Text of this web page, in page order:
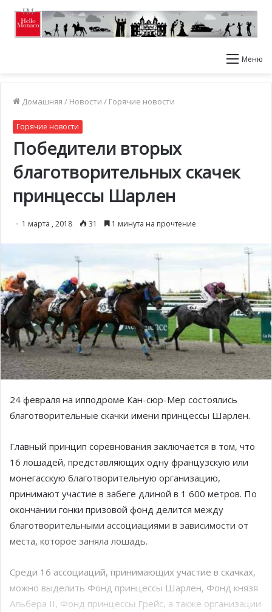
Меню
Домашняя / Новости / Горячие новости
Горячие новости
Победители вторых
благотворительных скачек
принцессы Шарлен
1 марта , 2018 31 1 минута на прочтение
24 февраля на ипподроме Кан-сюр-Мер состоялись
благотворительные скачки имени принцессы Шарлен.
Главный принцип соревнования заключается в том, что
16 лошадей, представляющих одну французскую или
монегасскую благотворительную организацию,
принимают участие в забеге длиной в 1 600 метров. По
окончании гонки призовой фонд делится между
благотворительными ассоциациями в зависимости от
места, которое заняла лошадь.
Среди 16 ассоциаций, принимающих участие в скачках,
можно выделить Фонд принцессы Шарлен, Фонд князя
Альбера II, Фонд принцессы Грейс, а также организации